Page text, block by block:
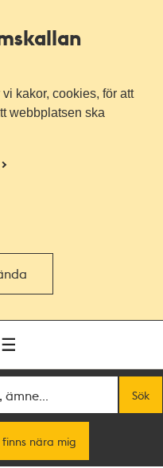
kakor, cookies, för att
webbplatsen ska
Sök
nära mig